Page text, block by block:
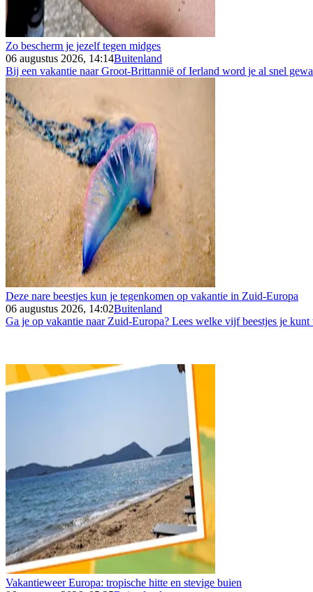
Zo bescherm je jezelf tegen midges
06 augustus 2026, 14:14Buitenland
Bij een vakantie naar Groot-Brittannië of Ierland word je al snel
Deze nare beestjes kun je tegenkomen op vakantie in Zuid-Europa
06 augustus 2026, 14:02Buitenland
Ga je op vakantie naar Zuid-Europa? Lees welke vijf beestjes je kunt
Vakantieweer Europa: tropische hitte en stevige buien